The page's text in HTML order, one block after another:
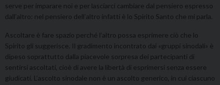
serve per imparare noi e per lasciarci cambiare dal pensiero espresso
dall’altro: nel pensiero dell’altro infatti è lo Spirito Santo che mi parla.
Ascoltare è fare spazio perché l’altro possa esprimere ciò che lo
Spirito gli suggerisce. Il gradimento incontrato dai «gruppi sinodali» è
dipeso soprattutto dalla piacevole sorpresa dei partecipanti di
sentirsi ascoltati, cioè di avere la libertà di esprimersi senza essere
giudicati. L’ascolto sinodale non è un ascolto generico, in cui ciascuno